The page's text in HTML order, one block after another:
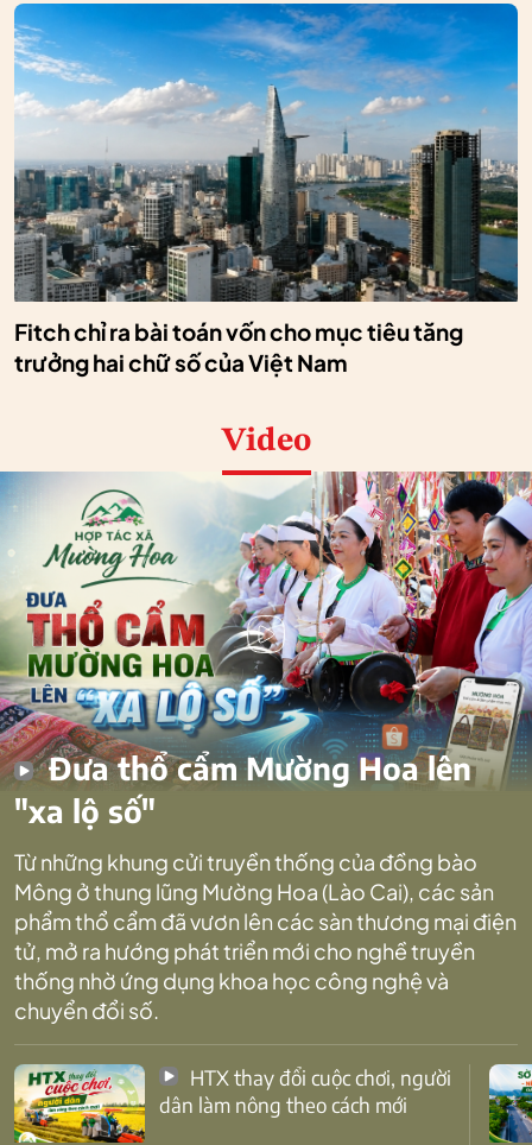
Fitch chỉ ra bài toán vốn cho mục tiêu tăng
trưởng hai chữ số của Việt Nam
Video
Đưa thổ cẩm Mường Hoa lên
"xa lộ số"
Từ những khung cửi truyền thống của đồng bào
Mông ở thung lũng Mường Hoa (Lào Cai), các sản
phẩm thổ cẩm đã vươn lên các sàn thương mại điện
tử, mở ra hướng phát triển mới cho nghề truyền
thống nhờ ứng dụng khoa học công nghệ và
chuyển đổi số.
dân làm nông theo cách mới